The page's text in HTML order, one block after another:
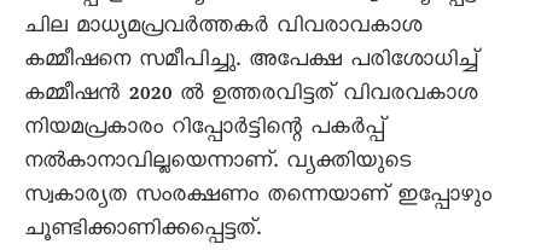
ചില മാധ്യമപ്രവർത്തകർ വിവരാവകാശ
കമ്മീഷനെ സമീപിച്ചു. അപേക്ഷ പരിശോധിച്ച്
കമ്മീഷൻ 2020 ൽ ഉത്തരവിട്ടത് വിവരവകാശ
നിയമപ്രകാരം റിപ്പോർട്ടിന്റെ പകർപ്പ്
നൽകാനാവില്ലയെന്നാണ്. വ്യക്തിയുടെ
സ്വകാര്യത സംരക്ഷണം തന്നെയാണ് ഇപ്പോഴും
ചൂണ്ടിക്കാണിക്കപ്പെട്ടത്.